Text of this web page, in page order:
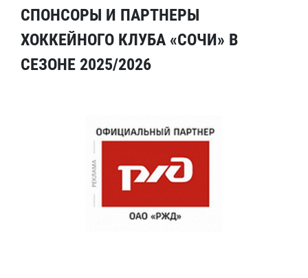
СПОНСОРЫ И ПАРТНЕРЫ
ХОККЕЙНОГО КЛУБА «СОЧИ» В
СЕЗОНЕ 2025/2026